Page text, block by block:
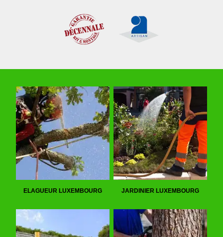
ELAGUEUR LUXEMBOURG JARDINIER LUXEMBOURG